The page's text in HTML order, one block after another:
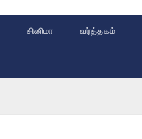
சினிமா வர்த்தகம்